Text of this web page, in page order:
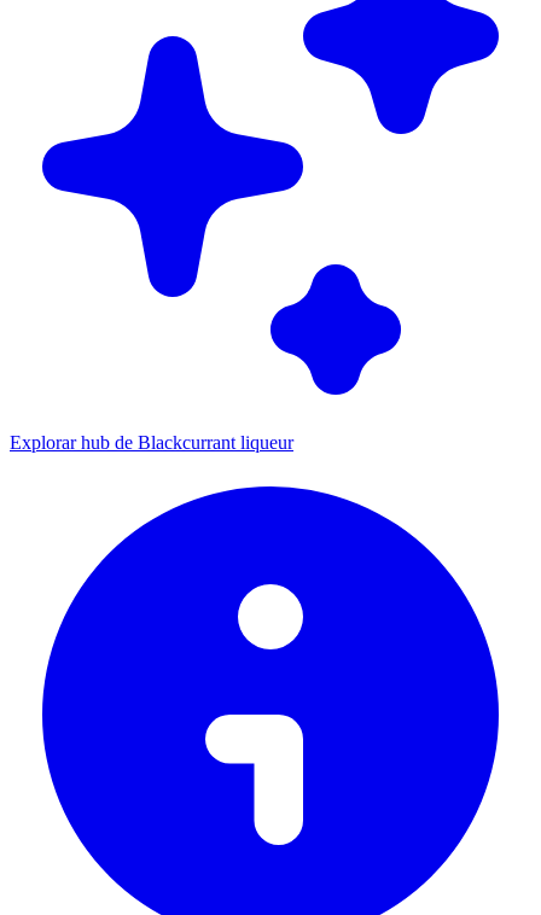
Explorar hub de Blackcurrant liqueur